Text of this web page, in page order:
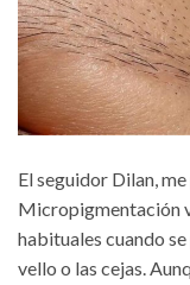
El seguidor Dilan,
Micropigmentación
habituales cuando
vello o las cejas.